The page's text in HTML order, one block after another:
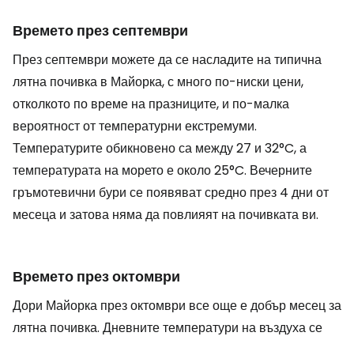
Времето през септември
През септември можете да се насладите на типична
лятна почивка в Майорка, с много по-ниски цени,
отколкото по време на празниците, и по-малка
вероятност от температурни екстремуми.
Температурите обикновено са между 27 и 32°C, а
температурата на морето е около 25°C. Вечерните
гръмотевични бури се появяват средно през 4 дни от
месеца и затова няма да повлияят на почивката ви.
Времето през октомври
Дори Майорка през октомври все още е добър месец за
лятна почивка. Дневните температури на въздуха се